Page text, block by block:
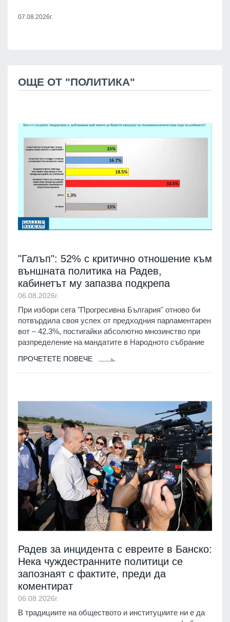
07.08.2026г.
ОЩЕ ОТ "ПОЛИТИКА"
"Галъп": 52% с критично отношение към
външната политика на Радев,
кабинетът му запазва подкрепа
06.08.2026г.
При избори сега "Прогресивна България" отново би
потвърдила своя успех от предходния парламентарен
вот – 42.3%, постигайки абсолютно мнозинство при
разпределение на мандатите в Народното събрание
ПРОЧЕТЕТЕ ПОВЕЧЕ
Радев за инцидента с евреите в Банско:
Нека чуждестранните политици се
запознаят с фактите, преди да
коментират
06.08.2026г.
В традициите на обществото и институциите ни е да